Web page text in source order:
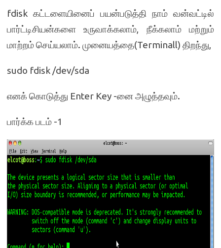
fdisk கட்டளையினைப் பயன்படுத்தி நாம் வன்வட்டில்
பார்ட்டிசியன்களை உருவாக்கலாம், நீக்கலாம் மற்றும்
மாற்றம் செய்யலாம். முனையத்தை(Terminall) திறந்து,
sudo fdisk /dev/sda
எனக் கொடுத்து Enter Key -னை அழுத்தவும்.
பார்க்க படம் -1